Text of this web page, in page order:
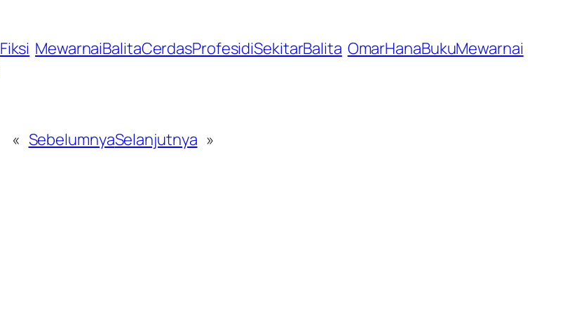
Fiksi MewarnaiBalitaCerdasProfesidiSekitarBalita OmarHanaBukuMewarnai
« SebelumnyaSelanjutnya »